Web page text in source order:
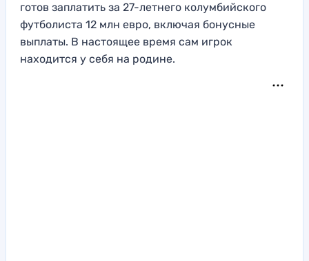
готов заплатить за 27-летнего колумбийского
футболиста 12 млн евро, включая бонусные
выплаты. В настоящее время сам игрок
находится у себя на родине.